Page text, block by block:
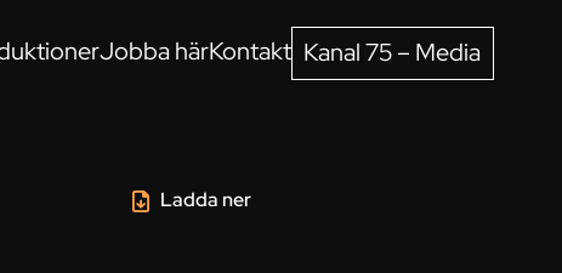
Jobba härKontakt Kanal 75 – Media
Ladda ner